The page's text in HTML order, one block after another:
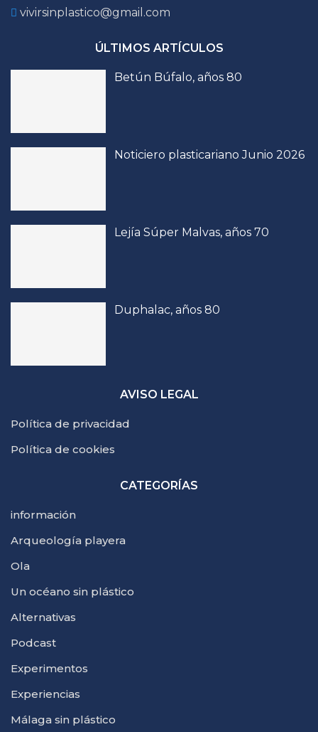
vivirsinplastico@gmail.com
ÚLTIMOS ARTÍCULOS
Betún Búfalo, años 80
Noticiero plasticariano Junio 2026
Lejía Súper Malvas, años 70
Duphalac, años 80
AVISO LEGAL
Política de privacidad
Política de cookies
CATEGORÍAS
información
Arqueología playera
Ola
Un océano sin plástico
Alternativas
Podcast
Experimentos
Experiencias
Málaga sin plástico